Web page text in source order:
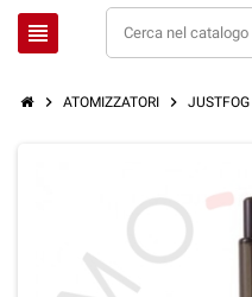
view_headline
chevron_right ATOMIZZATORI chevron_right